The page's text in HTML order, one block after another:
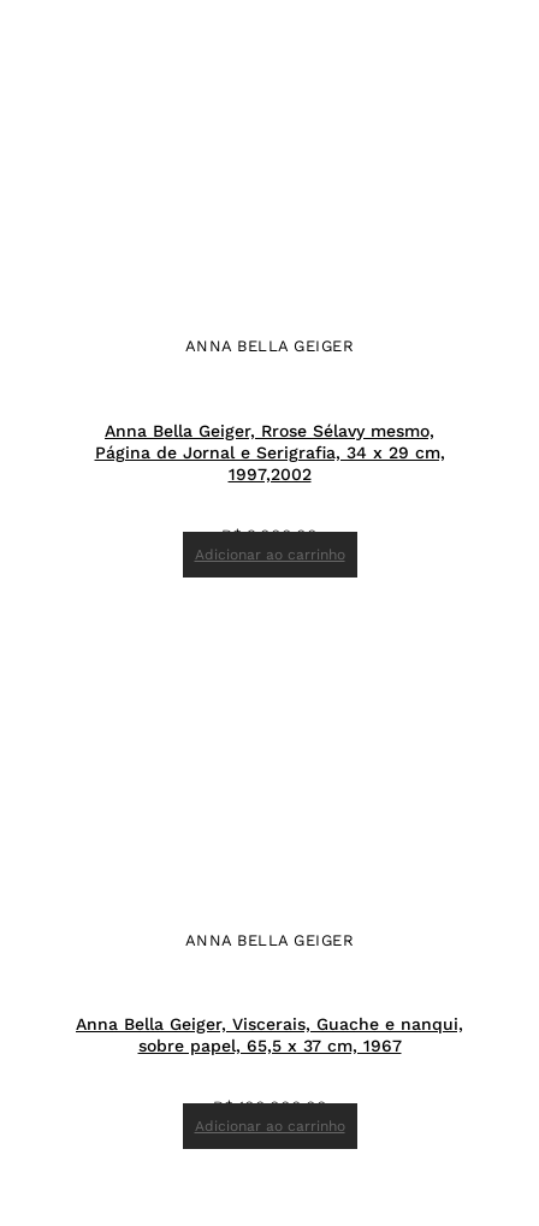
ANNA BELLA GEIGER
Anna Bella Geiger, Rrose Sélavy mesmo,
Página de Jornal e Serigrafia, 34 x 29 cm,
1997,2002
R$9.000,00
Adicionar ao carrinho
ANNA BELLA GEIGER
Anna Bella Geiger, Viscerais, Guache e nanqui,
sobre papel, 65,5 x 37 cm, 1967
R$100.000,00
Adicionar ao carrinho